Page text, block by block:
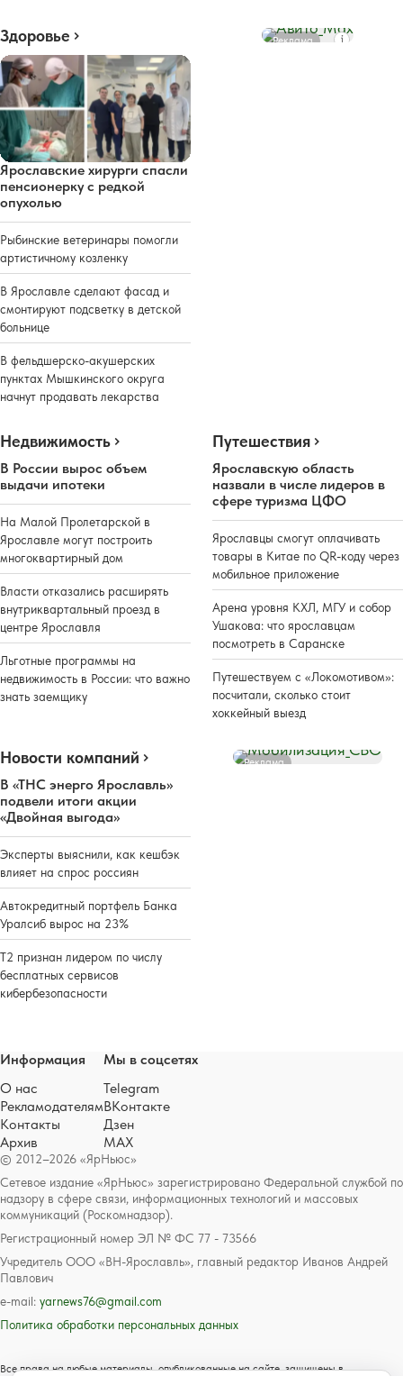
Здоровье
Ярославские хирурги спасли
пенсионерку с редкой
опухолью
Рыбинские ветеринары помогли
артистичному козленку
В Ярославле сделают фасад и
смонтируют подсветку в детской
больнице
В фельдшерско-акушерских
пунктах Мышкинского округа
начнут продавать лекарства
Реклама
Недвижимость
В России вырос объем
выдачи ипотеки
На Малой Пролетарской в
Ярославле могут построить
многоквартирный дом
Власти отказались расширять
внутриквартальный проезд в
центре Ярославля
Льготные программы на
недвижимость в России: что важно
знать заемщику
Путешествия
Ярославскую область
назвали в числе лидеров в
сфере туризма ЦФО
Ярославцы смогут оплачивать
товары в Китае по QR-коду через
мобильное приложение
Арена уровня КХЛ, МГУ и собор
Ушакова: что ярославцам
посмотреть в Саранске
Путешествуем с «Локомотивом»:
посчитали, сколько стоит
хоккейный выезд
Новости компаний
В «ТНС энерго Ярославль»
подвели итоги акции
«Двойная выгода»
Эксперты выяснили, как кешбэк
влияет на спрос россиян
Автокредитный портфель Банка
Уралсиб вырос на 23%
Т2 признан лидером по числу
бесплатных сервисов
кибербезопасности
Реклама
© 2012–2026 «ЯрНьюс»
Сетевое издание «ЯрНьюс» зарегистрировано Федеральной службой по
надзору в сфере связи, информационных технологий и массовых
коммуникаций (Роскомнадзор).
Регистрационный номер ЭЛ № ФС 77 - 73566
Учредитель ООО «ВН-Ярославль», главный редактор Иванов Андрей
Павлович
e-mail: yarnews76@gmail.com
Политика обработки персональных данных
Все права на любые материалы, опубликованные на сайте, защищены в
Информация
О нас
Рекламодателям
Контакты
Архив
Мы в соцсетях
Telegram
ВКонтакте
Дзен
MAX